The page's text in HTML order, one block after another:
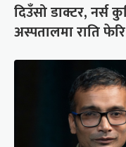
दिउँसो डाक्टर, नर्स
अस्पतालमा राति